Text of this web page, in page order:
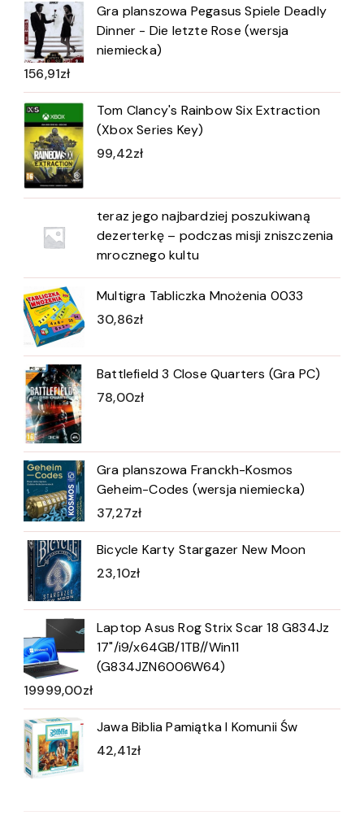
Gra planszowa Pegasus Spiele Deadly
Dinner - Die letzte Rose (wersja
niemiecka)
156,91zł
Tom Clancy's Rainbow Six Extraction
(Xbox Series Key)
99,42zł
teraz jego najbardziej poszukiwaną
dezerterkę – podczas misji zniszczenia
mrocznego kultu
Multigra Tabliczka Mnożenia 0033
30,86zł
Battlefield 3 Close Quarters (Gra PC)
78,00zł
Gra planszowa Franckh-Kosmos
Geheim-Codes (wersja niemiecka)
37,27zł
Bicycle Karty Stargazer New Moon
23,10zł
Laptop Asus Rog Strix Scar 18 G834Jz
17"/i9/x64GB/1TB//Win11
(G834JZN6006W64)
19999,00zł
Jawa Biblia Pamiątka I Komunii Św
42,41zł